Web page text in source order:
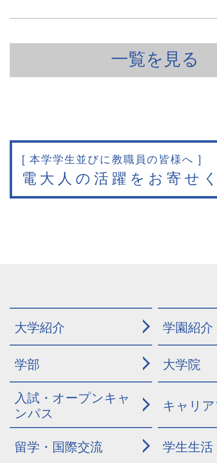
一覧を見る
[ 本学学生並びに教職員の皆様へ ]
電大人の活躍をお寄せ
大学紹介 学園紹介
学部 大学院
入試・オープンキャ
ンパス
キャリ
留学・国際交流 学生生活